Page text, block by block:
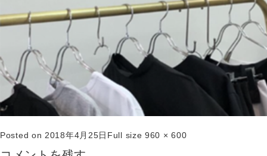
Posted on 2018年4月25日 Full size960 × 600